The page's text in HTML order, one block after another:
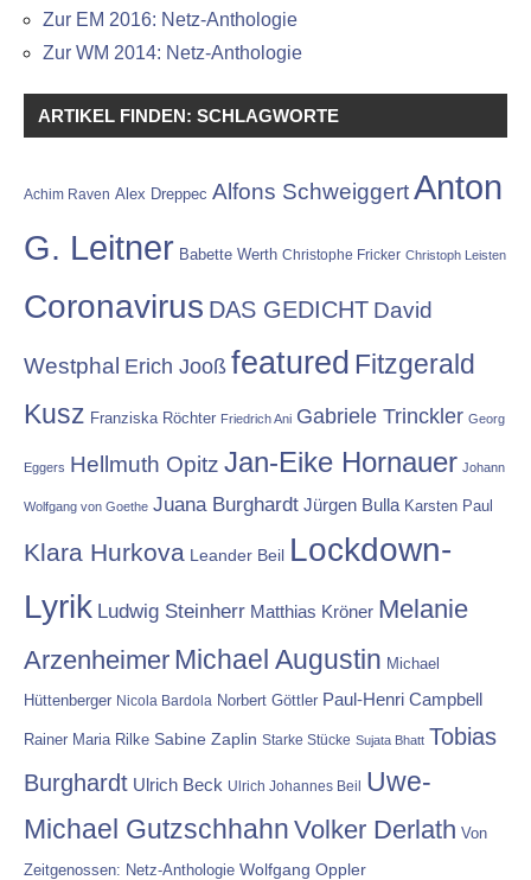
Zur EM 2016: Netz-Anthologie
Zur WM 2014: Netz-Anthologie
ARTIKEL FINDEN: SCHLAGWORTE
Achim Raven Alex Dreppec Alfons SchweiggertAnton
G. Leitner Babette Werth Christophe Fricker Christoph Leisten
Coronavirus DAS GEDICHT David
Westphal Erich Jooß featured Fitzgerald
Kusz Franziska Röchter Friedrich Ani Gabriele Trinckler Georg
Eggers Hellmuth Opitz Jan-Eike Hornauer Johann
Wolfgang von Goethe Juana Burghardt Jürgen Bulla Karsten Paul
Klara Hurkova Leander Beil Lockdown-
Lyrik Ludwig Steinherr Matthias Kröner Melanie
Arzenheimer Michael Augustin Michael
Hüttenberger Nicola Bardola Norbert Göttler Paul-Henri Campbell
Rainer Maria Rilke Sabine Zaplin Starke Stücke Sujata Bhatt Tobias
Burghardt Ulrich Beck Ulrich Johannes Beil Uwe-
Michael Gutzschhahn Volker Derlath Von
Zeitgenossen: Netz-Anthologie Wolfgang Oppler